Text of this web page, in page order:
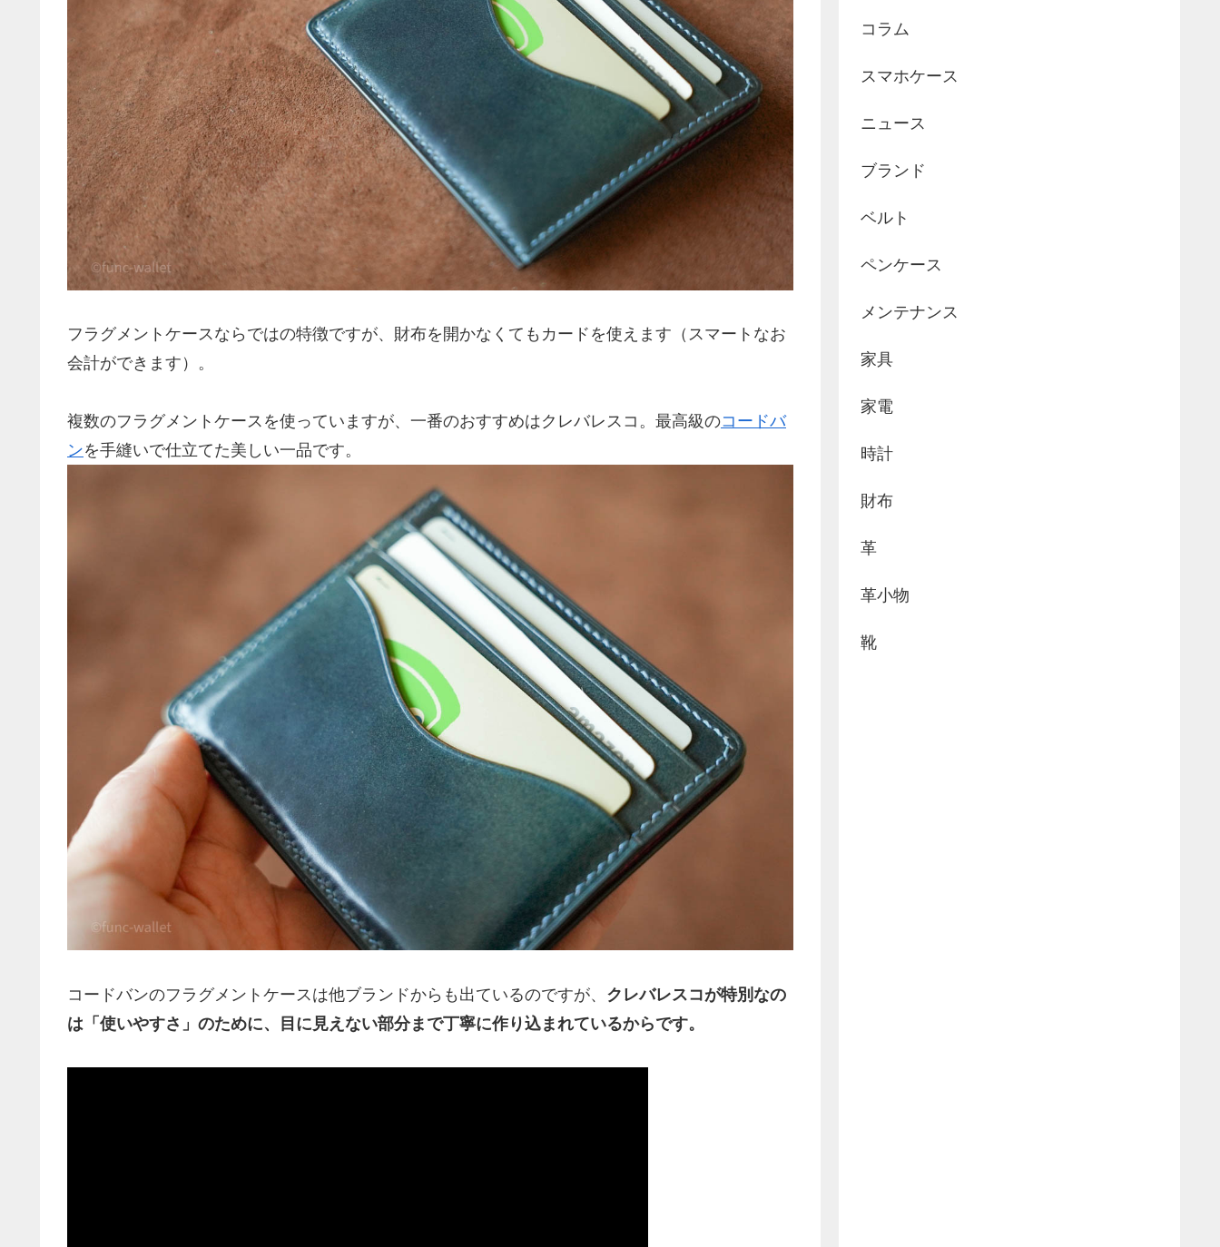
フラグメントケースならではの特徴ですが、財布を開かなくてもカードを使えます（スマートなお
会計ができます）。
複数のフラグメントケースを使っていますが、一番のおすすめはクレバレスコ。最高級のコードバ
ンを手縫いで仕立てた美しい一品です。
コードバンのフラグメントケースは他ブランドからも出ているのですが、 クレバレスコが特別なの
は「使いやすさ」のために、目に見えない部分まで丁寧に作り込まれているからです。
コラム
スマホケース
ニュース
ブランド
ベルト
ペンケース
メンテナンス
家具
家電
時計
財布
革
革小物
靴